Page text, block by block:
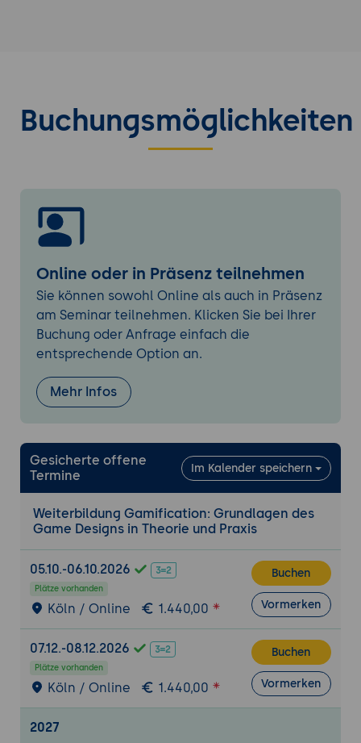
Workshop: Den Prototypen enntsprechend
der neuen Fähigkeiten weiterentwickeln
aktiven communities
Moralische Aspekte
Buchungsmöglichkeiten
Online oder in Präsenz teilnehmen
Sie können sowohl Online als auch in Präsenz
am Seminar teilnehmen. Klicken Sie bei Ihrer
Buchung oder Anfrage einfach die
entsprechende Option an.
Mehr Infos
Gesicherte offene
Termine
Im Kalender speichern
Weiterbildung Gamification: Grundlagen des
Game Designs in Theorie und Praxis
05.10.-06.10.2026
Plätze vorhanden
Köln / Online 1.440,00
Buchen
Vormerken
07.12.-08.12.2026
Plätze vorhanden
Köln / Online 1.440,00
Buchen
Vormerken
2027